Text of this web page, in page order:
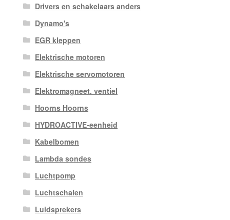
Drivers en schakelaars anders
Dynamo's
EGR kleppen
Elektrische motoren
Elektrische servomotoren
Elektromagneet. ventiel
Hoorns Hoorns
HYDROACTIVE-eenheid
Kabelbomen
Lambda sondes
Luchtpomp
Luchtschalen
Luidsprekers